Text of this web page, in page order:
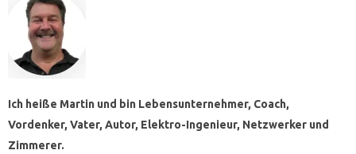
Ich heiße Martin und bin Lebensunternehmer, Coach,
Vordenker, Vater, Autor, Elektro-Ingenieur, Netzwerker und
Zimmerer.